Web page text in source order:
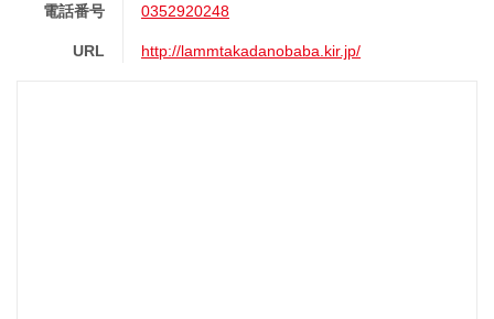
電話番号 0352920248
URL http://lammtakadanobaba.kir.jp/